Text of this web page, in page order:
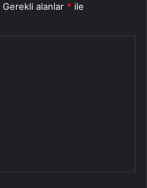
Gerekli alanlar * ile